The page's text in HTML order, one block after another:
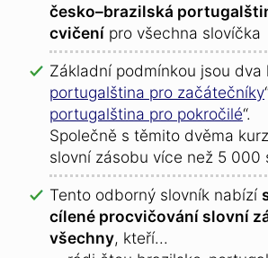
česko–brazilská
cvičení pro všechna slovíčka
Základní podmínkou jsou dva
portugalština pro začátečníky
portugalština pro pokročilé“.
Společně s těmito dvěma
slovní zásobu více než 5 000
Tento odborný slovník nabízí
cílené procvičování slovní
všechny, kteří...